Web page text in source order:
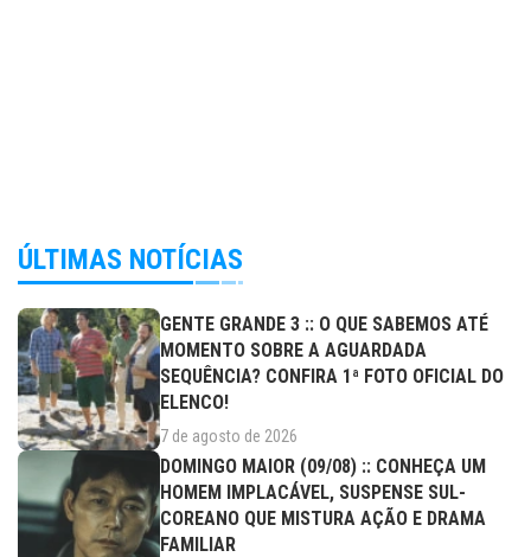
ÚLTIMAS NOTÍCIAS
GENTE GRANDE 3 :: O QUE SABEMOS ATÉ
MOMENTO SOBRE A AGUARDADA
SEQUÊNCIA? CONFIRA 1ª FOTO OFICIAL DO
ELENCO!
7 de agosto de 2026
DOMINGO MAIOR (09/08) :: CONHEÇA UM
HOMEM IMPLACÁVEL, SUSPENSE SUL-
COREANO QUE MISTURA AÇÃO E DRAMA
FAMILIAR